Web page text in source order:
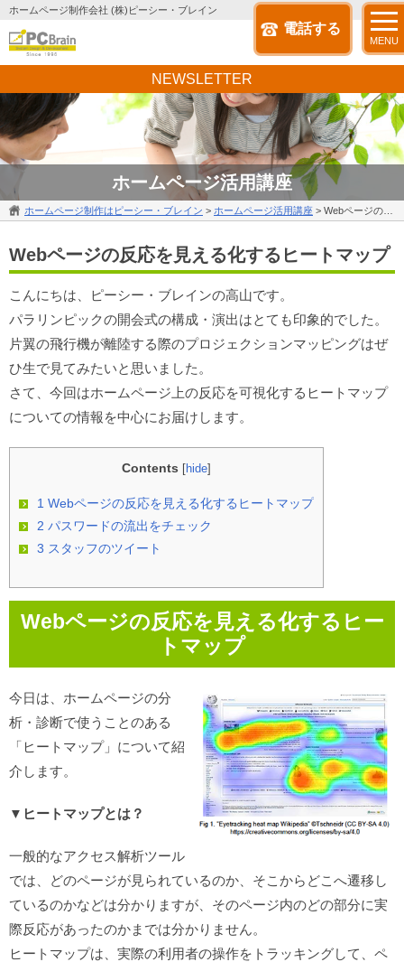
ホームページ制作会社 (株)ピーシー・ブレイン
電話する
MENU
ホームページ活用講座
NEWSLETTER
ホームページ制作はピーシー・ブレイン > ホームページ活用講座 > Webページの反応を見える化するヒートマップ
Webページの反応を見える化するヒートマップ
こんにちは、ピーシー・ブレインの高山です。
パラリンピックの開会式の構成・演出はとても印象的でした。
片翼の飛行機が離陸する際のプロジェクションマッピングはぜ
ひ生で見てみたいと思いました。
さて、今回はホームページ上の反応を可視化するヒートマップ
についての情報を中心にお届けします。
Contents [hide]
1 Webページの反応を見える化するヒートマップ
2 パスワードの流出をチェック
3 スタッフのツイート
Webページの反応を見える化するヒー
トマップ
今日は、ホームページの分
析・診断で使うことのある
「ヒートマップ」について紹
介します。
▼ヒートマップとは？
一般的なアクセス解析ツール
では、どのページが見られているのか、そこからどこへ遷移し
ているのかなどは分かりますが、そのページ内のどの部分に実
際反応があったのかまでは分かりません。
ヒートマップは、実際の利用者の操作をトラッキングして、ペ